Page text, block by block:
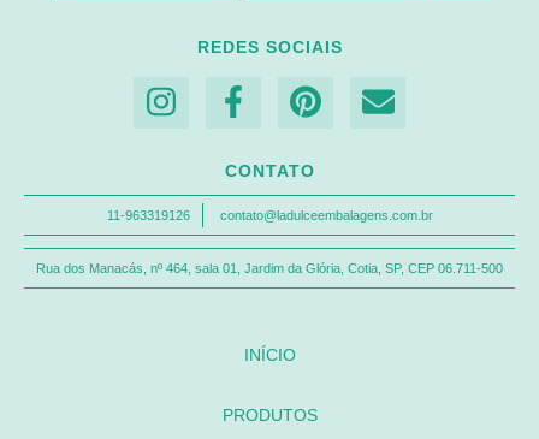
REDES SOCIAIS
CONTATO
11-963319126 contato@ladulceembalagens.com.br
Rua dos Manacás, nº 464, sala 01, Jardim da Glória, Cotia, SP, CEP 06.711-500
INÍCIO
PRODUTOS